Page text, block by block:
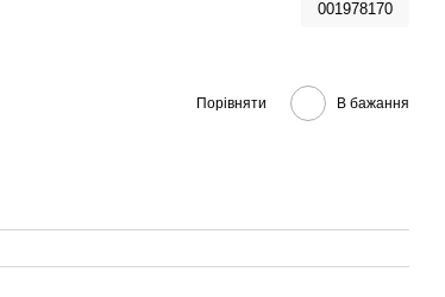
001978170
Порівняти В бажання